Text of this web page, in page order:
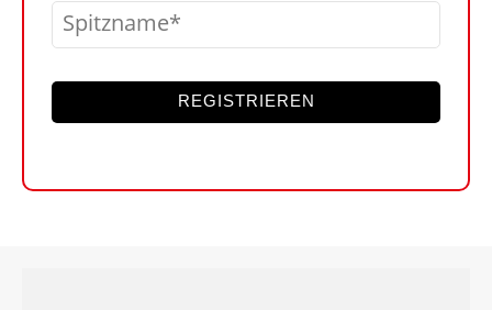
Spitzname
REGISTRIEREN